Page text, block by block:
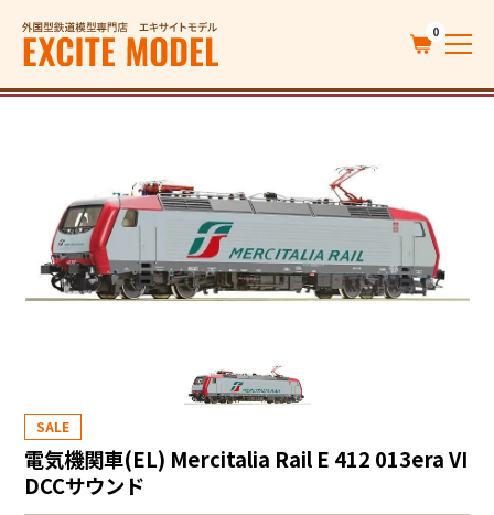
0
SALE
電気機関車(EL) Mercitalia Rail E 412 013era VI
DCCサウンド